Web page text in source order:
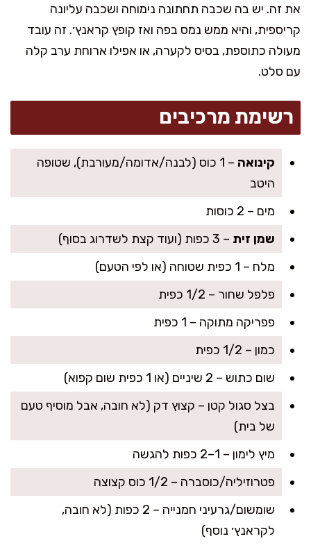
את זה. יש בה שכבה תחתונה נימוחה ושכבה עליונה
קריספית, והיא ממש נמס בפה ואז קופץ קראנץ׳. זה עובד
מעולה כתוספת, בסיס לקערה, או אפילו ארוחת ערב קלה
עם סלט.
רשימת מרכיבים
קינואה
– 1 כוס (לבנה/אדומה/מעורבת), שטופה
היטב
מים – 2 כוסות
שמן זית – 3 כפות (ועוד קצת לשדרוג בסוף)
מלח – 1 כפית שטוחה (או לפי הטעם)
פלפל שחור – 1/2 כפית
פפריקה מתוקה – 1 כפית
כמון – 1/2 כפית
שום כתוש – 2 שיניים (או 1 כפית שום קפוא)
בצל סגול קטן – קצוץ דק (לא חובה, אבל מוסיף טעם
של בית)
מיץ לימון – 1–2 כפות להגשה
פטרוזיליה/כוסברה – 1/2 כוס קצוצה
שומשום/גרעיני חמנייה – 2 כפות (לא חובה,
לקראנץ׳ נוסף)